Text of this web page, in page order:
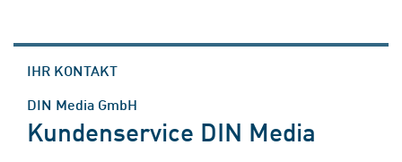
IHR KONTAKT
DIN Media GmbH
Kundenservice DIN Media